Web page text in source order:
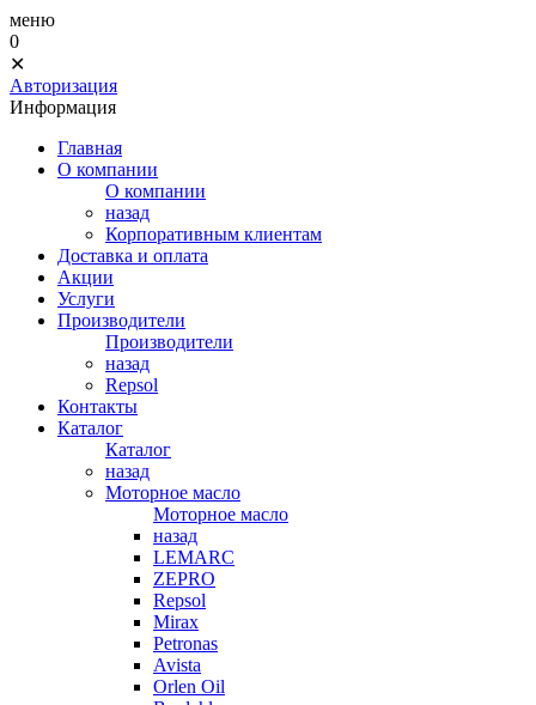
меню
0
✕
Авторизация
Информация
Главная
О компании
О компании
назад
Корпоративным клиентам
Доставка и оплата
Акции
Услуги
Производители
Производители
назад
Repsol
Контакты
Каталог
Каталог
назад
Моторное масло
Моторное масло
назад
LEMARC
ZEPRO
Repsol
Mirax
Petronas
Avista
Orlen Oil